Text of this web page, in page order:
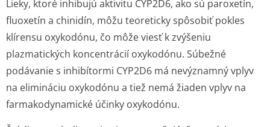
Lieky, ktoré inhibujú aktivitu CYP2D6, ako sú paroxetín,
fluoxetín a chinidín, môžu teoreticky spôsobiť pokles
klírensu oxykodónu, čo môže viesť k zvýšeniu
plazmatických koncentrácií oxykodónu. Súbežné
podávanie s inhibítormi CYP2D6 má nevýznamný vplyv
na elimináciu oxykodónu a tiež nemá žiaden vplyv na
farmakodynamické účinky oxykodónu.